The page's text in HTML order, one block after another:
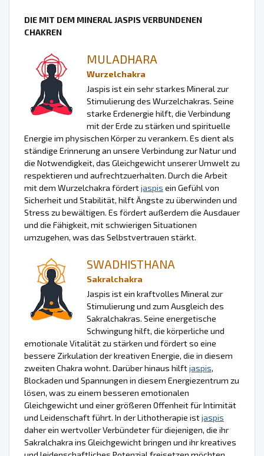
DIE MIT DEM MINERAL JASPIS VERBUNDENEN
CHAKREN
MULADHARA
Wurzelchakra
Jaspis ist ein sehr starkes Mineral zur
Stimulierung des Wurzelchakras. Seine
starke Erdenergie hilft, die Verbindung
mit der Erde zu stärken und spirituelle
Energie im physischen Körper zu verankern. Es dient als
ständige Erinnerung an unsere Verbindung zur Natur und
die Notwendigkeit, das Gleichgewicht unserer Umwelt zu
respektieren und aufrechtzuerhalten. Durch die Arbeit
mit dem Wurzelchakra fördertjaspis ein Gefühl von
Sicherheit und Stabilität, hilft Ängste zu überwinden und
Stress zu bewältigen. Es fördert außerdem die Ausdauer
und die Fähigkeit, mit schwierigen Situationen
umzugehen, was das Selbstvertrauen stärkt.
SWADHISTHANA
Sakralchakra
Jaspis ist ein kraftvolles Mineral zur
Stimulierung und zum Ausgleich des
Sakralchakras. Seine energetische
Schwingung hilft, die körperliche und
emotionale Vitalität zu stärken und fördert so eine
bessere Zirkulation der kreativen Energie, die in diesem
zweiten Chakra wohnt. Darüber hinaus hilftjaspis,
Blockaden und Spannungen in diesem Energiezentrum zu
lösen, was zu einem besseren emotionalen
Gleichgewicht und einer größeren Offenheit für Intimität
und Leidenschaft führt. In der Lithotherapie istjaspis
daher ein wertvoller Verbündeter für diejenigen, die ihr
Sakralchakra ins Gleichgewicht bringen und ihr kreatives